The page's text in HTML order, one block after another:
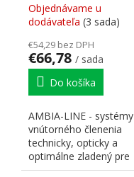
Objednávame u
dodávateľa (3 sada)
€54,29 bez DPH
€66,78 / sada
Do košíka
AMBIA-LINE - systémy
vnútorného členenia
technicky, opticky a
optimálne zladený pre
LEGRABOX variabilné